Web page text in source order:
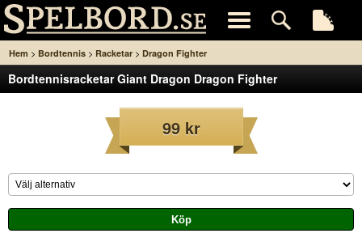
Hem > Bordtennis > Racketar > Dragon Fighter
Bordtennisracketar Giant Dragon Dragon Fighter
99 kr